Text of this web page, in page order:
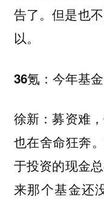
告了。但是也
以。
36氪： 今年基
徐新：募资难
也在舍命狂奔
于投资的现金
来那个基金还